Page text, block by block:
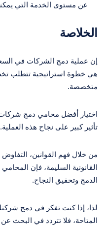
عن مستوى الخدمة التي
الخلاصة
إن عملية دمج الشركات في
هي خطوة استراتيجية تتطلب
متخصصة.
اختيار أفضل محامي دمج
تأثير كبير على نجاح هذه العملية.
من خلال فهم القوانين،
القانونية السليمة، فإن
الدمج وتحقيق النجاح.
لذا، إذا كنت تفكر في دمج
المتاحة، فلا تتردد في